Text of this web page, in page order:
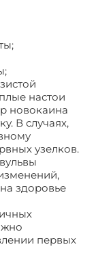
настои
новокаина
В случаях,
узелков.
здоровье
первых